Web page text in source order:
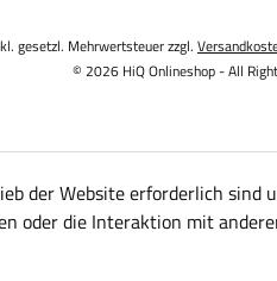
gesetzl. Mehrwertsteuer zzgl.
© 2026 HiQ Onlineshop - All
der Website erforderlich sind
oder die Interaktion mit